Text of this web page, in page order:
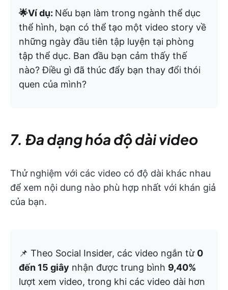
🌟Ví dụ: Nếu bạn làm trong ngành thể dục
thể hình, bạn có thể tạo một video story về
những ngày đầu tiên tập luyện tại phòng
tập thể dục. Ban đầu bạn cảm thấy thế
nào? Điều gì đã thúc đẩy bạn thay đổi thói
quen của mình?
7. Đa dạng hóa độ dài video
Thử nghiệm với các video có độ dài khác nhau
để xem nội dung nào phù hợp nhất với khán giả
của bạn.
📌 Theo Social Insider, các video ngắn từ 0
đến 15 giây nhận được trung bình 9,40%
lượt xem video, trong khi các video dài hơn